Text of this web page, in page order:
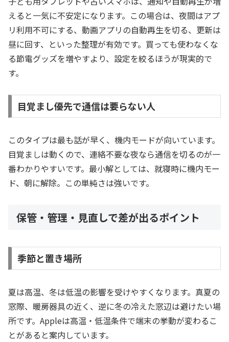
えると一気に不安定になります。この場合は、夜間はアプ
リ利用不可にする、動画アプリの自動再生を切る、更新は
昼に回す、といった整理が有効です。買っても使わなくな
る節電グッズを増やすより、設定を絞るほうが現実的で
す。
目覚まし優先で通信は要らない人
このタイプは最も話が早く、機内モードが向いています。
目覚ましは動くので、連絡不要な夜なら通信を切るのが一
番わかりやすいです。最小解としては、就寝時に機内モー
ド、朝に解除。この単純さは強いです。
保管・管理・見直しで差が出るポイント
季節と置き場所
夏は高温、冬は低温の影響を受けやすくなります。真夏の
窓際、暖房器具の近く、逆に冬の冷えた窓辺は避けたい場
所です。Appleは高温・低温条件で端末の挙動が変わるこ
とがあると案内しています。